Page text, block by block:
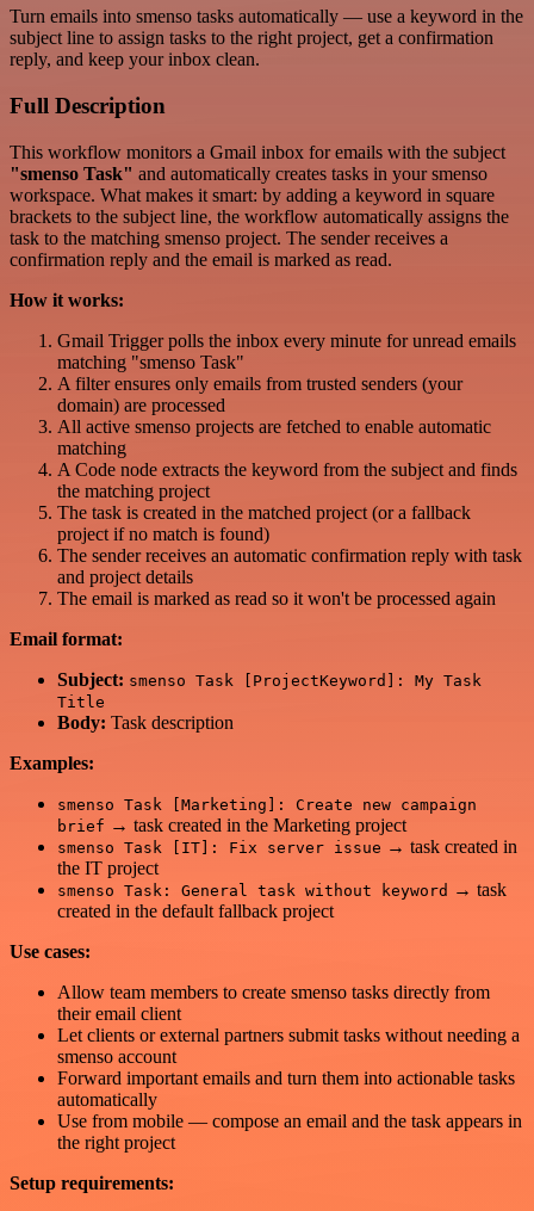
Turn emails into smenso tasks automatically — use a keyword in the
subject line to assign tasks to the right project, get a confirmation
reply, and keep your inbox clean.
Full Description
This workflow monitors a Gmail inbox for emails with the subject
"smenso Task" and automatically creates tasks in your smenso
workspace. What makes it smart: by adding a keyword in square
brackets to the subject line, the workflow automatically assigns the
task to the matching smenso project. The sender receives a
confirmation reply and the email is marked as read.
How it works:
Gmail Trigger polls the inbox every minute for unread emails
matching "smenso Task"
A filter ensures only emails from trusted senders (your
domain) are processed
All active smenso projects are fetched to enable automatic
matching
A Code node extracts the keyword from the subject and finds
the matching project
The task is created in the matched project (or a fallback
project if no match is found)
The sender receives an automatic confirmation reply with task
and project details
The email is marked as read so it won't be processed again
Email format:
Subject: smenso Task [ProjectKeyword]: My Task
Title
Body: Task description
Examples:
smenso Task [Marketing]: Create new campaign
brief → task created in the Marketing project
smenso Task [IT]: Fix server issue → task created in
the IT project
smenso Task: General task without keyword → task
created in the default fallback project
Use cases:
Allow team members to create smenso tasks directly from
their email client
Let clients or external partners submit tasks without needing a
smenso account
Forward important emails and turn them into actionable tasks
automatically
Use from mobile — compose an email and the task appears in
the right project
Setup requirements: